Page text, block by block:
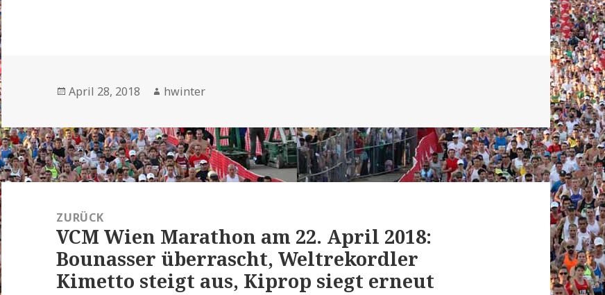
Veröffentlicht
April 28, 2018 Autor
hwinter
Beitrags-
NavigationZURÜCK
Vorheriger
Beitrag:
VCM Wien Marathon am 22. April 2018:
Bounasser überrascht, Weltrekordler
Kimetto steigt aus, Kiprop siegt erneut